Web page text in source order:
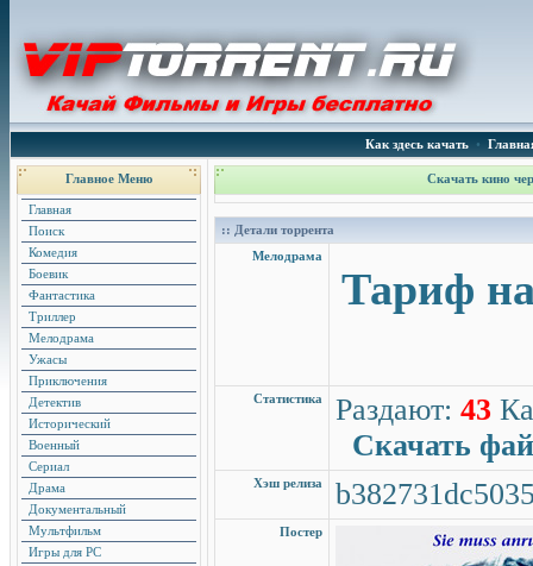
Как здесь качать•
Главное Меню
Главная
Поиск
Комедия
Боевик
Фантастика
Триллер
Мелодрама
Ужасы
Приключения
Детектив
Исторический
Военный
Сериал
Драма
Документальный
Мультфильм
Игры для PC
Скачать кино
:: Детали торрента
Мелодрама
Тариф
Статистика Раздают: 43
Скачать
Хэш релиза
Постер